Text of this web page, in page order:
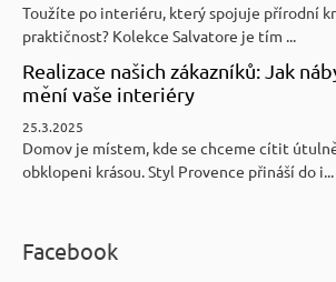
Toužíte po interiéru, který spojuje přírodní
praktičnost? Kolekce Salvatore je tím ...
Realizace našich zákazníků: Jak
mění vaše interiéry
25.3.2025
Domov je místem, kde se chceme cítit
obklopeni krásou. Styl Provence přináší do i...
Facebook